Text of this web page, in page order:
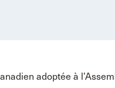
adoptée à